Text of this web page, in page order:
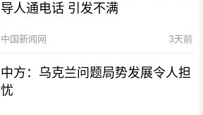
导人通电话 引发不满
中国新闻网 3天前
中方：乌克兰问题局势发展令人担
忧